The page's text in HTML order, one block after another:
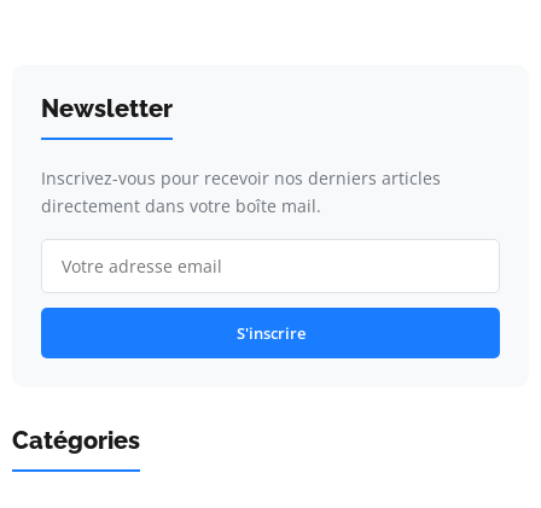
Newsletter
Inscrivez-vous pour recevoir nos derniers articles
directement dans votre boîte mail.
S'inscrire
Catégories